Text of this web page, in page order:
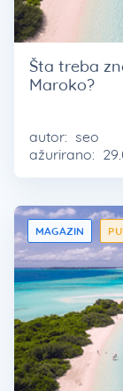
Šta treba
Maroko?
autor: seo
ažurirano:
MAGAZIN